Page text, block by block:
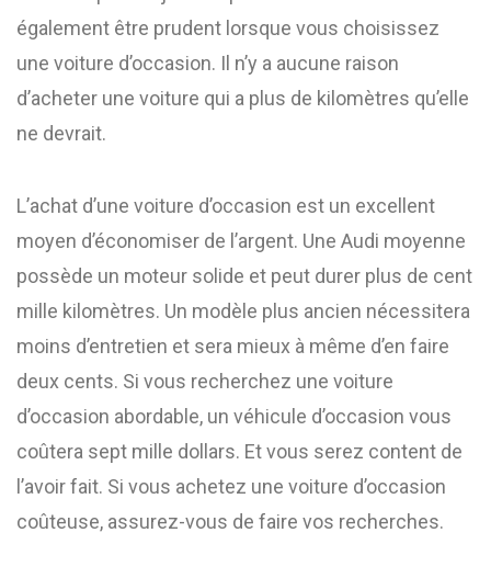
également être prudent lorsque vous choisissez
une voiture d’occasion. Il n’y a aucune raison
d’acheter une voiture qui a plus de kilomètres qu’elle
ne devrait.
L’achat d’une voiture d’occasion est un excellent
moyen d’économiser de l’argent. Une Audi moyenne
possède un moteur solide et peut durer plus de cent
mille kilomètres. Un modèle plus ancien nécessitera
moins d’entretien et sera mieux à même d’en faire
deux cents. Si vous recherchez une voiture
d’occasion abordable, un véhicule d’occasion vous
coûtera sept mille dollars. Et vous serez content de
l’avoir fait. Si vous achetez une voiture d’occasion
coûteuse, assurez-vous de faire vos recherches.